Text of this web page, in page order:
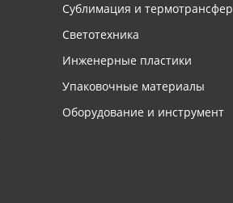
Сублимация и термотрансфер
Светотехника
Инженерные пластики
Упаковочные материалы
Оборудование и инструмент